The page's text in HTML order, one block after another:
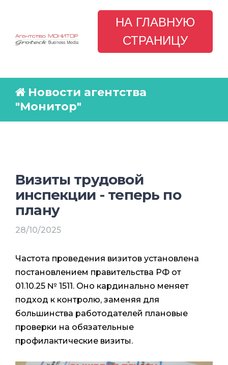
НА ГЛАВНУЮ
СТРАНИЦУ
Новости агентства
"Монитор"
Визиты трудовой
инспекции - теперь по
плану
28/10/2025
Частота проведения визитов установлена
постановлением правительства РФ от
01.10.25 № 1511. Оно кардинально меняет
подход к контролю, заменяя для
большинства работодателей плановые
проверки на обязательные
профилактические визиты.